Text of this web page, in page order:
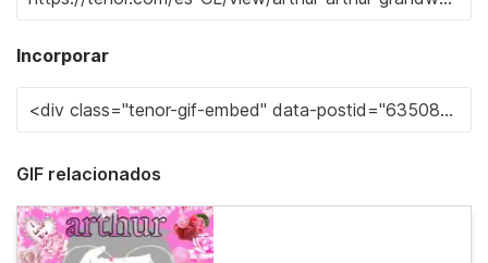
Incorporar
GIF relacionados